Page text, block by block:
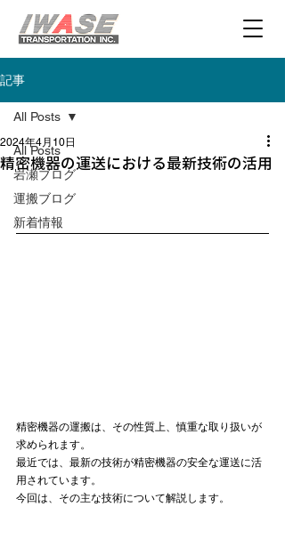
記事
All Posts
岩瀬ブログ
運搬ブログ
新着情報
All Posts
精密機器の運送における最新技術の活用
2024年4月10日
精密機器の運搬は、その性質上、慎重な取り扱いが
求められます。
最近では、最新の技術が精密機器の安全な運送に活
用されています。
今回は、その主な技術について解説します。